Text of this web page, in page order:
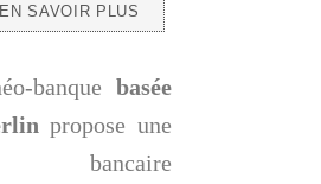
EN SAVOIR PLUS
banque basée
propose une
bancaire